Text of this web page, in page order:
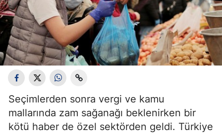
Seçimlerden sonra vergi ve kamu
mallarında zam sağanağı beklenirken bir
kötü haber de özel sektörden geldi. Türkiye